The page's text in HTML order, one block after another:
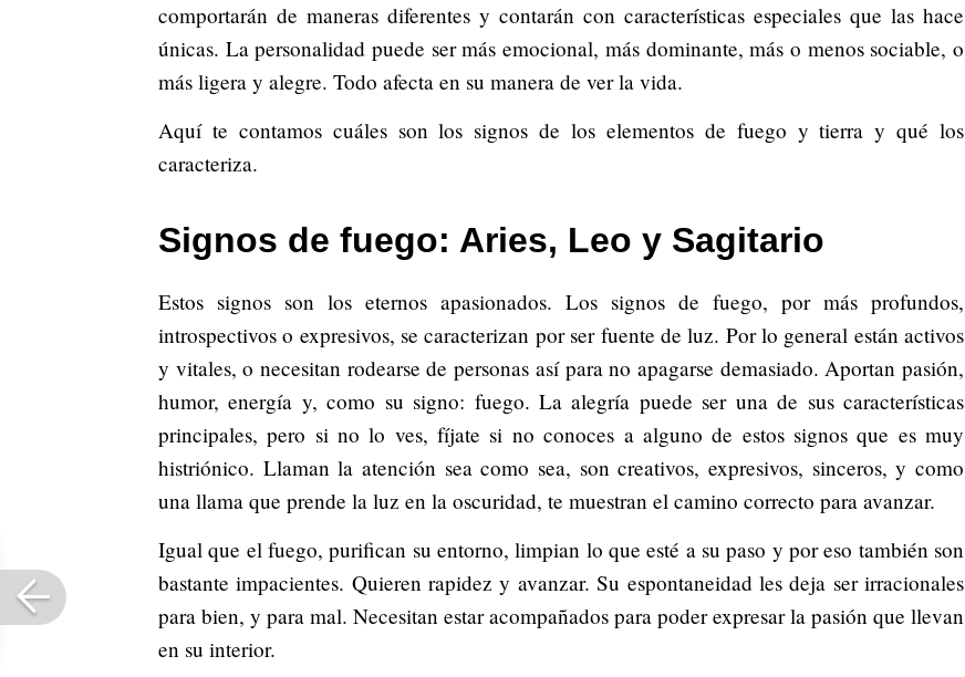
comportarán de maneras diferentes y contarán con características especiales que las hace
únicas. La personalidad puede ser más emocional, más dominante, más o menos sociable, o
más ligera y alegre. Todo afecta en su manera de ver la vida.
Aquí te contamos cuáles son los signos de los elementos de fuego y tierra y qué los
caracteriza.
Signos de fuego: Aries, Leo y Sagitario
Estos signos son los eternos apasionados. Los signos de fuego, por más profundos,
introspectivos o expresivos, se caracterizan por ser fuente de luz. Por lo general están activos
y vitales, o necesitan rodearse de personas así para no apagarse demasiado. Aportan pasión,
humor, energía y, como su signo: fuego. La alegría puede ser una de sus características
principales, pero si no lo ves, fíjate si no conoces a alguno de estos signos que es muy
histriónico. Llaman la atención sea como sea, son creativos, expresivos, sinceros, y como
una llama que prende la luz en la oscuridad, te muestran el camino correcto para avanzar.
Igual que el fuego, purifican su entorno, limpian lo que esté a su paso y por eso también son
bastante impacientes. Quieren rapidez y avanzar. Su espontaneidad les deja ser irracionales
para bien, y para mal. Necesitan estar acompañados para poder expresar la pasión que llevan
en su interior.